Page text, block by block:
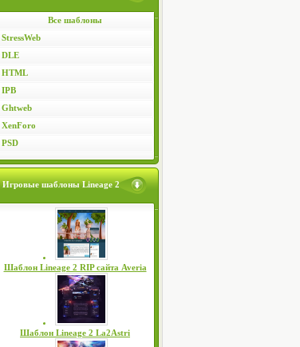
Все шаблоны
StressWeb
DLE
HTML
IPB
Ghtweb
XenForo
PSD
Игровые шаблоны Lineage 2
Шаблон Lineage 2 RIP сайта Averia
Шаблон Lineage 2 La2Astri